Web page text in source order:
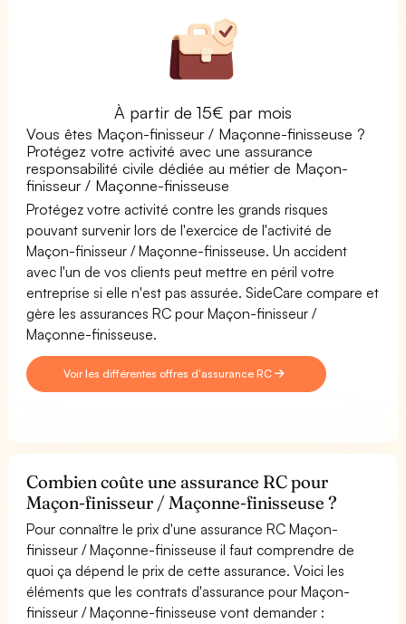
À partir de 15€ par mois
Vous êtes Maçon-finisseur / Maçonne-finisseuse ?
Protégez votre activité avec une assurance
responsabilité civile dédiée au métier de Maçon-
finisseur / Maçonne-finisseuse
Protégez votre activité contre les grands risques
pouvant survenir lors de l'exercice de l'activité de
Maçon-finisseur / Maçonne-finisseuse. Un accident
avec l'un de vos clients peut mettre en péril votre
entreprise si elle n'est pas assurée. SideCare compare et
gère les assurances RC pour Maçon-finisseur /
Maçonne-finisseuse.
Voir les différentes offres d'assurance RC
Combien coûte une assurance RC pour
Maçon-finisseur / Maçonne-finisseuse ?
Pour connaître le prix d'une assurance RC Maçon-
finisseur / Maçonne-finisseuse il faut comprendre de
quoi ça dépend le prix de cette assurance. Voici les
éléments que les contrats d'assurance pour Maçon-
finisseur / Maçonne-finisseuse vont demander :